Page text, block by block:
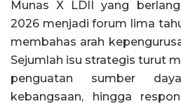
Munas X LDII yang
2026 menjadi forum lima
membahas arah
Sejumlah isu strategis turut
penguatan sumber
kebangsaan, hingga